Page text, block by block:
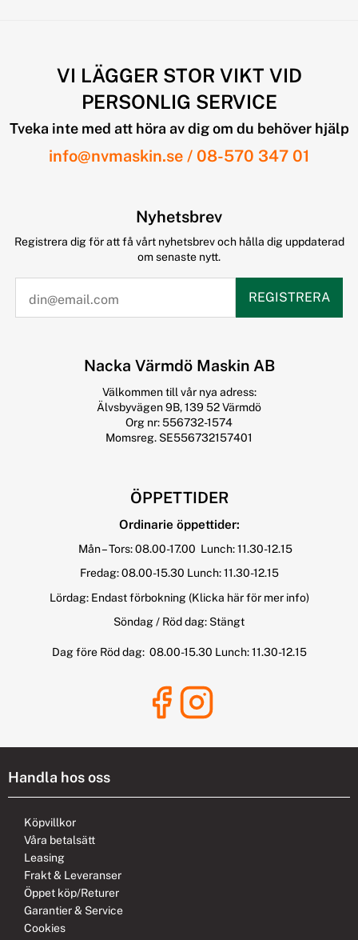
VI LÄGGER STOR VIKT VID
PERSONLIG SERVICE
Tveka inte med att höra av dig om du behöver hjälp
info@nvmaskin.se / 08-570 347 01
Nyhetsbrev
Registrera dig för att få vårt nyhetsbrev och hålla dig uppdaterad
om senaste nytt.
REGISTRERA
Nacka Värmdö Maskin AB
Välkommen till vår nya adress:
Älvsbyvägen 9B, 139 52 Värmdö
Org nr: 556732-1574
Momsreg. SE556732157401
ÖPPETTIDER
Ordinarie öppettider:
Mån – Tors: 08.00-17.00 Lunch: 11.30-12.15
Fredag: 08.00-15.30 Lunch: 11.30-12.15
Lördag: Endast förbokning (Klicka här för mer info)
Söndag / Röd dag: Stängt
Dag före Röd dag: 08.00-15.30 Lunch: 11.30-12.15
Handla hos oss
Köpvillkor
Våra betalsätt
Leasing
Frakt & Leveranser
Öppet köp/Returer
Garantier & Service
Cookies